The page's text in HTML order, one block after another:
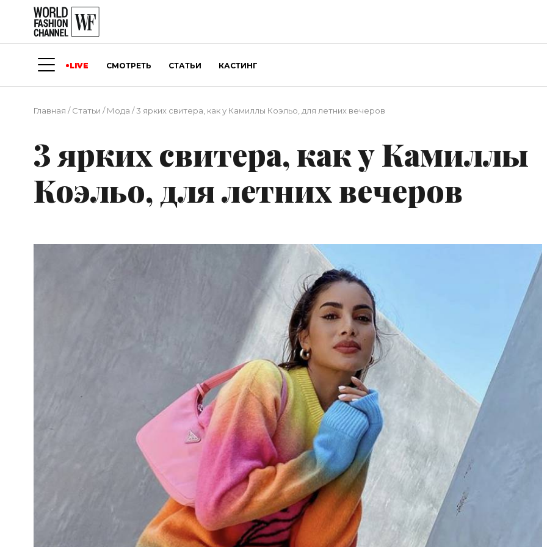
LIVE СМОТРЕТЬ СТАТЬИ КАСТИНГ
Главная /Статьи /Мода /3 ярких свитера, как у Камиллы Коэльо, для летних вечеров
3 ярких свитера, как у Камиллы
Коэльо, для летних вечеров